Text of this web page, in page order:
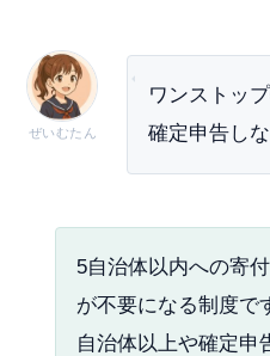
ぜいむたん
ワンストッ
確定申告し
5自治体以内への寄
が不要になる制度で
自治体以上や確定申